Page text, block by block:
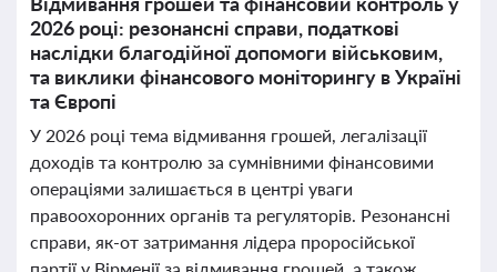
2026 році: резонансні справи, податкові
наслідки благодійної допомоги військовим,
та виклики фінансового моніторингу в Україні
та Європі
У 2026 році тема відмивання грошей, легалізації
доходів та контролю за сумнівними фінансовими
операціями залишається в центрі уваги
правоохоронних органів та регуляторів. Резонансні
справи, як-от затримання лідера проросійської